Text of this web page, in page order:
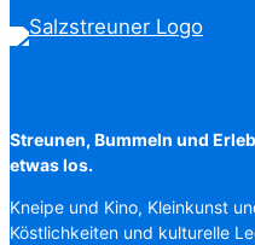
Streunen, Bummeln und
etwas los.
Kneipe und Kino, Kleinkunst
Köstlichkeiten und kulturelle